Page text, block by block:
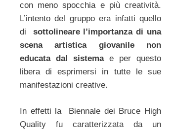
con meno spocchia e più creatività.
L’intento del gruppo era infatti quello
di sottolineare l’importanza di una
scena artistica giovanile non
educata dal sistemae per questo
libera di esprimersi in tutte le sue
manifestazioni creative.
In effetti la Biennale dei Bruce High
Quality fu caratterizzata da un